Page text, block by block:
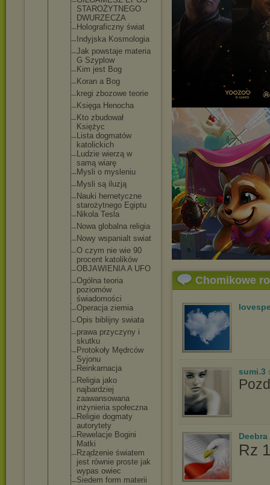
STAROŻYTNEGO
DWURZECZA
Holograficzny świat
Indyjska Kosmologia
Jak powstaje materia
G Szyplow
Kim jest Bog
Koran a Bog
kregi zbozowe teorie
Księga Henocha
Kto zbudował
Księżyc
Lista dogmatów
katolickich
Ludzie wierzą w
samą wiarę
Mysli o mysleniu
Mysli są iluzją
Nauki hernetyczne
starożytnego Egiptu
Nikola Tesla
Nowa globalna religia
Nowy wspanialt swiat
O czym nie wie 90
procent katolików
OBJAWIENIA A UFO
Ogólna teoria
poziomów
świadomości
Operacja ziemia
Opis biblijny swiata
prawa przyczyny i
skutku
Protokoły Mędrców
Syjonu
Reinkarnacja
Religia jako
najbardziej
zaawansowana
inżynieria społeczna
Religie dogmaty
autorytety
Rewelacje Bogini
Matki
Rządzenie światem
jest równie proste jak
wypas owiec
Siedem form materii
Chomikowe
sumi.3
Deebra
Rz